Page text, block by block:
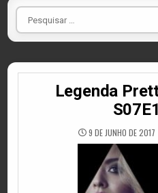
Pesquisar
por
Legenda
9 DE JUNHO DE 2017